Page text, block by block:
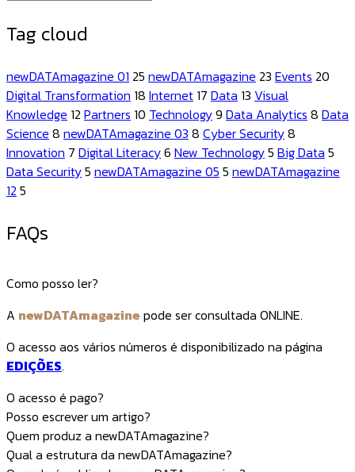
Tag cloud
newDATAmagazine 01 25 newDATAmagazine 23 Events 20
Digital Transformation 18 Internet 17 Data 13 Visual
Knowledge 12 Partners 10 Technology9 Data Analytics 8 Data
Science 8 newDATAmagazine 03 8 Cyber Security8
Innovation 7 Digital Literacy6 New Technology5 Big Data 5
Data Security5 newDATAmagazine 05 5 newDATAmagazine
12 5
FAQs
Como posso ler?
A newDATAmagazine pode ser consultada ONLINE.
O acesso aos vários números é disponibilizado na página
EDIÇÕES.
O acesso é pago?
Posso escrever um artigo?
Quem produz a newDATAmagazine?
Qual a estrutura da newDATAmagazine?